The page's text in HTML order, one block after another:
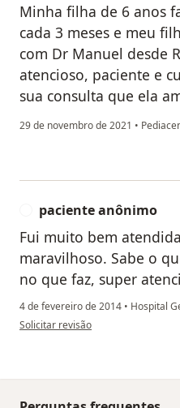
Minha filha de 6 anos
cada 3 meses e meu
com Dr Manuel desde
atencioso, paciente e
sua consulta que ela
29 de novembro de 2021 •
paciente anônimo
Fui muito bem
maravilhoso. Sabe o
no que faz, super
4 de fevereiro de 2014 • Hospital
na opinião do utilizador paciente
Solicitar revisão